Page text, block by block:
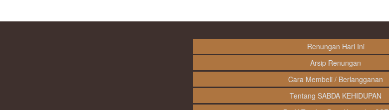
Renungan Hari Ini
Arsip Renungan
Cara Membeli / Berlangganan
Tentang SABDA KEHIDUPAN